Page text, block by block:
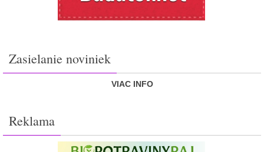
Zasielanie noviniek
VIAC INFO
Reklama